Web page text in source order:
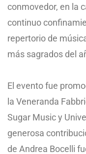
conmovedor, en la
continuo
repertorio de
más sagrados del
El evento fue
la Veneranda
Sugar Music y
generosa
de Andrea Bocelli